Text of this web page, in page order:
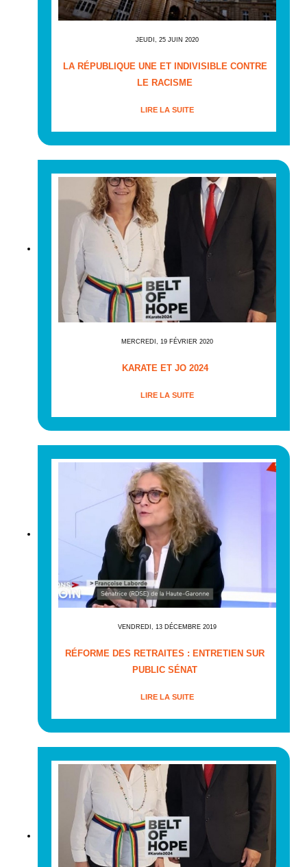
JEUDI, 25 JUIN 2020
LA RÉPUBLIQUE UNE ET INDIVISIBLE CONTRE
LE RACISME
LIRE LA SUITE
MERCREDI, 19 FÉVRIER 2020
KARATE ET JO 2024
LIRE LA SUITE
VENDREDI, 13 DÉCEMBRE 2019
RÉFORME DES RETRAITES : ENTRETIEN SUR
PUBLIC SÉNAT
LIRE LA SUITE